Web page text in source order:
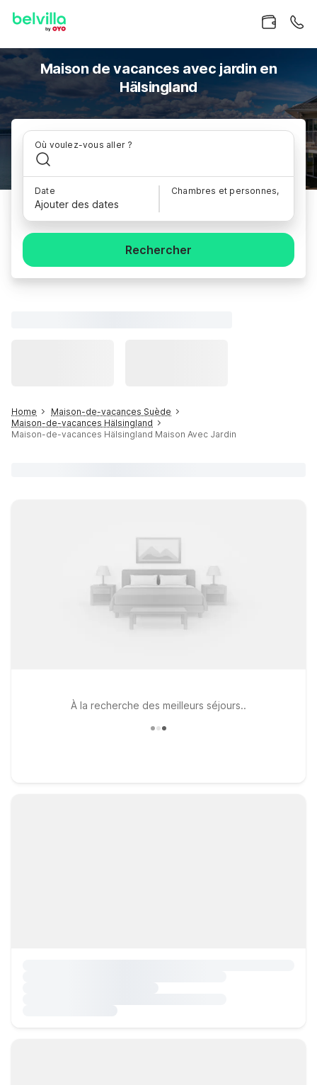
Maison de vacances avec jardin en
Hälsingland
Où voulez-vous aller ?
Date
Ajouter des dates
Chambres et personnes,
Rechercher
Home
Maison-de-vacances Suède
Maison-de-vacances Hälsingland
Maison-de-vacances Hälsingland Maison Avec Jardin
À la recherche des meilleurs séjours..